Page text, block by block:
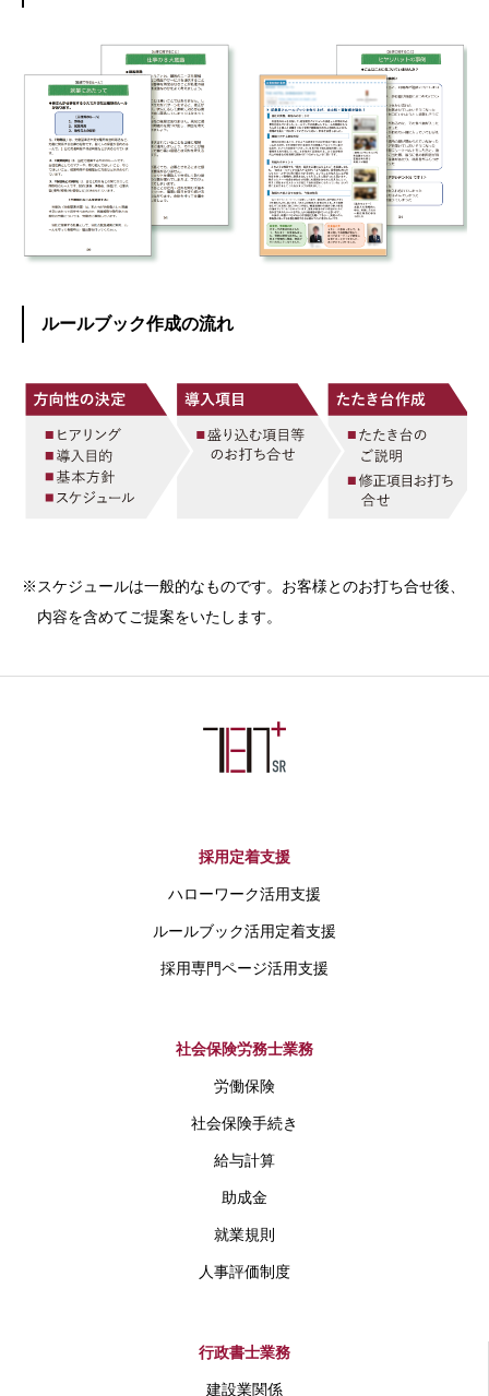
ルールブック作成の流れ
※スケジュールは一般的なものです。お客様とのお打ち合せ後、
内容を含めてご提案をいたします。
採用定着支援
ハローワーク活用支援
ルールブック活用定着支援
採用専門ページ活用支援
社会保険労務士業務
労働保険
社会保険手続き
給与計算
助成金
就業規則
人事評価制度
行政書士業務
建設業関係